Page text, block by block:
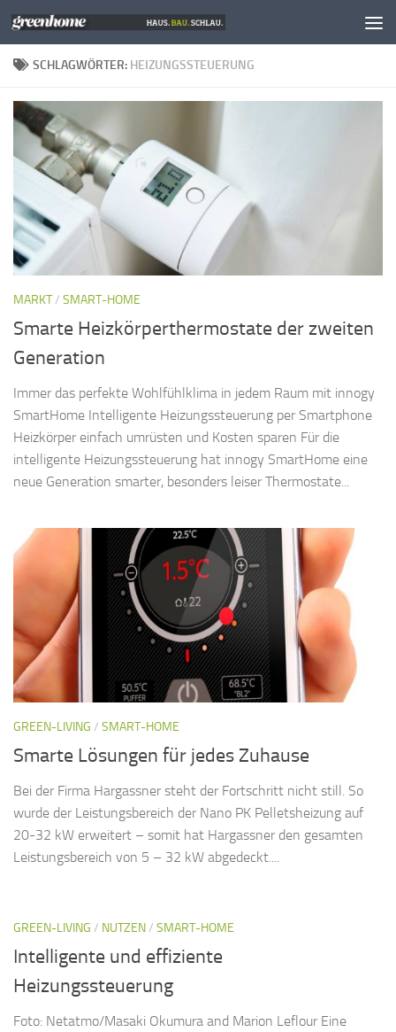
Zum Inhalt springen
SCHLAGWÖRTER: HEIZUNGSSTEUERUNG
MARKT/ SMART-HOME
Smarte Heizkörperthermostate der zweiten
Generation
Immer das perfekte Wohlfühlklima in jedem Raum mit innogy
SmartHome Intelligente Heizungssteuerung per Smartphone
Heizkörper einfach umrüsten und Kosten sparen Für die
intelligente Heizungssteuerung hat innogy SmartHome eine
neue Generation smarter, besonders leiser Thermostate...
GREEN-LIVING / SMART-HOME
Smarte Lösungen für jedes Zuhause
Bei der Firma Hargassner steht der Fortschritt nicht still. So
wurde der Leistungsbereich der Nano PK Pelletsheizung auf
20-32 kW erweitert – somit hat Hargassner den gesamten
Leistungsbereich von 5 – 32 kW abgedeckt....
GREEN-LIVING / NUTZEN/ SMART-HOME
Intelligente und effiziente
Heizungssteuerung
Foto: Netatmo/Masaki Okumura and Marion Leflour Eine